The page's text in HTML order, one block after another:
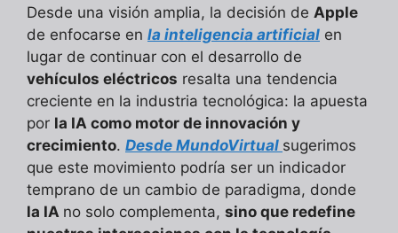
Desde una visión amplia, la decisión de Apple
de enfocarse en la inteligencia artificial en
lugar de continuar con el desarrollo de
vehículos eléctricos resalta una tendencia
creciente en la industria tecnológica: la apuesta
por la IA como motor de innovación y
crecimiento. Desde MundoVirtual sugerimos
que este movimiento podría ser un indicador
temprano de un cambio de paradigma, donde
la IA no solo complementa, sino que redefine